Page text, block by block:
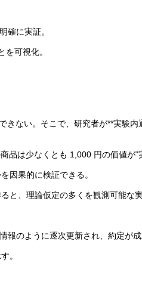
確に実証。
可視化。
ない。そこで、研究者が**実験
は少なくとも 1,000 円の価値が“
因果的に検証できる。
、理論仮定の多くを観測可能な
のように逐次更新され、約定が成
。